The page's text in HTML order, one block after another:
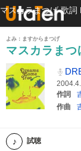
よみ：ますからまつげ
マスカラまつ
作詞
作曲
試聴